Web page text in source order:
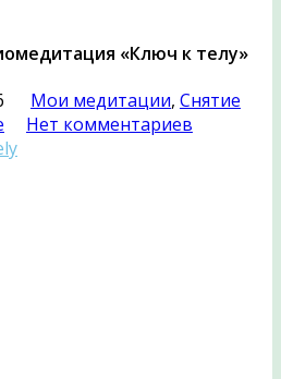
«Ключ к телу»
Мои медитации, Снятие
Нет комментариев